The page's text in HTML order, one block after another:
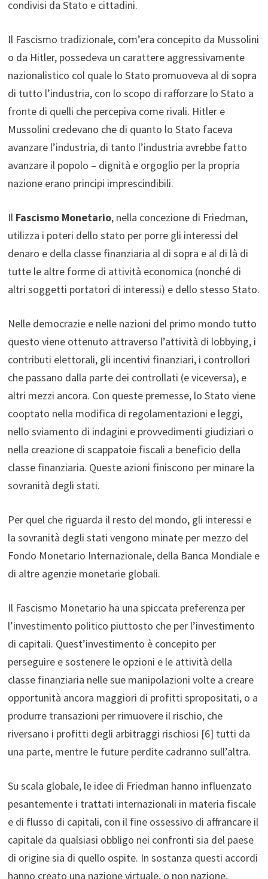
condivisi da Stato e cittadini.
Il Fascismo tradizionale, com’era concepito da Mussolini
o da Hitler, possedeva un carattere aggressivamente
nazionalistico col quale lo Stato promuoveva al di sopra
di tutto l’industria, con lo scopo di rafforzare lo Stato a
fronte di quelli che percepiva come rivali. Hitler e
Mussolini credevano che di quanto lo Stato faceva
avanzare l’industria, di tanto l’industria avrebbe fatto
avanzare il popolo – dignità e orgoglio per la propria
nazione erano principi imprescindibili.
Il Fascismo Monetario, nella concezione di Friedman,
utilizza i poteri dello stato per porre gli interessi del
denaro e della classe finanziaria al di sopra e al di là di
tutte le altre forme di attività economica (nonché di
altri soggetti portatori di interessi) e dello stesso Stato.
Nelle democrazie e nelle nazioni del primo mondo tutto
questo viene ottenuto attraverso l’attività di lobbying, i
contributi elettorali, gli incentivi finanziari, i controllori
che passano dalla parte dei controllati (e viceversa), e
altri mezzi ancora. Con queste premesse, lo Stato viene
cooptato nella modifica di regolamentazioni e leggi,
nello sviamento di indagini e provvedimenti giudiziari o
nella creazione di scappatoie fiscali a beneficio della
classe finanziaria. Queste azioni finiscono per minare la
sovranità degli stati.
Per quel che riguarda il resto del mondo, gli interessi e
la sovranità degli stati vengono minate per mezzo del
Fondo Monetario Internazionale, della Banca Mondiale e
di altre agenzie monetarie globali.
Il Fascismo Monetario ha una spiccata preferenza per
l’investimento politico piuttosto che per l’investimento
di capitali. Quest’investimento è concepito per
perseguire e sostenere le opzioni e le attività della
classe finanziaria nelle sue manipolazioni volte a creare
opportunità ancora maggiori di profitti spropositati, o a
produrre transazioni per rimuovere il rischio, che
riversano i profitti degli arbitraggi rischiosi [6] tutti da
una parte, mentre le future perdite cadranno sull’altra.
Su scala globale, le idee di Friedman hanno influenzato
pesantemente i trattati internazionali in materia fiscale
e di flusso di capitali, con il fine ossessivo di affrancare il
capitale da qualsiasi obbligo nei confronti sia del paese
di origine sia di quello ospite. In sostanza questi accordi
hanno creato una nazione virtuale, o non nazione,